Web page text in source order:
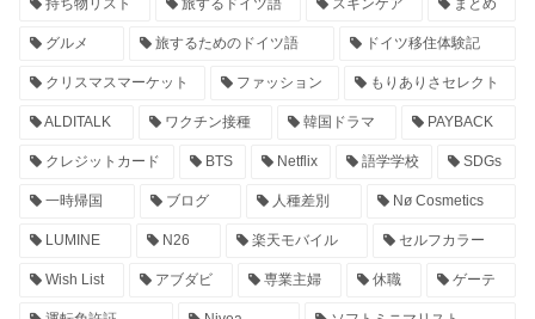
持ち物リスト 旅するドイツ語 スキンケア まとめ
グルメ 旅するためのドイツ語 ドイツ移住体験記
クリスマスマーケット ファッション もりありさセレクト
ALDITALK ワクチン接種 韓国ドラマ PAYBACK
クレジットカード BTS Netflix 語学学校 SDGs
一時帰国 ブログ 人種差別 Nø Cosmetics
LUMINE N26 楽天モバイル セルフカラー
Wish List アブダビ 専業主婦 休職 ゲーテ